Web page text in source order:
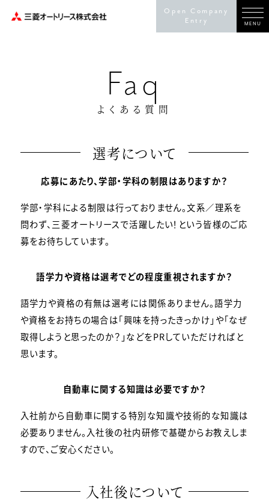
Open Company
Entry
MENU
Faq
よくある質問
選考について
応募にあたり、学部・学科の制限はありますか？
学部・学科による制限は行っておりません。文系／理系を
問わず、三菱オートリースで活躍したい！という皆様のご応
募をお待ちしています。
語学力や資格は選考でどの程度重視されますか？
語学力や資格の有無は選考には関係ありません。語学力
や資格をお持ちの場合は「興味を持ったきっかけ」や「なぜ
取得しようと思ったのか？」などをPRしていただければと
思います。
自動車に関する知識は必要ですか？
入社前から自動車に関する特別な知識や技術的な知識は
必要ありません。入社後の社内研修で基礎からお教えしま
すので、ご安心ください。
入社後について